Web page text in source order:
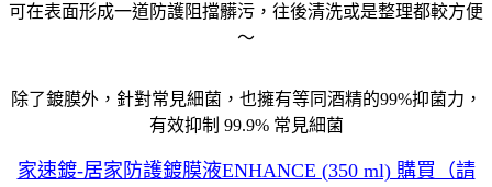
可在表面形成一道防護阻擋髒污，往後清洗或是整理都較方便
～
除了鍍膜外，針對常見細菌，也擁有等同酒精的99%抑菌力，
有效抑制 99.9% 常見細菌
家速鍍-居家防護鍍膜液ENHANCE (350 ml) 購買（請